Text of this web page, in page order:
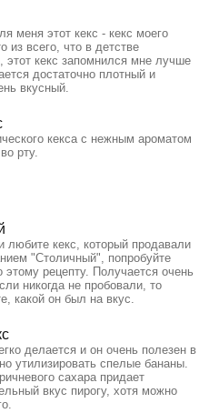
меня этот кекс - кекс моего
из всего, что в детстве
этот кекс запомнился мне лучше
достаточно плотный и
вкусный.
кекса с нежным ароматом
рту.
любите кекс, который продавали
"Столичный", попробуйте
этому рецепту. Получается очень
никогда не пробовали, то
какой он был на вкус.
делается и он очень полезен в
утилизировать спелые бананы.
сахара придает
вкус пирогу, хотя можно